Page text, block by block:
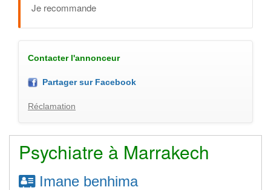
Je recommande
Contacter l'annonceur
Partager sur Facebook
Réclamation
Psychiatre à Marrakech
Imane benhima